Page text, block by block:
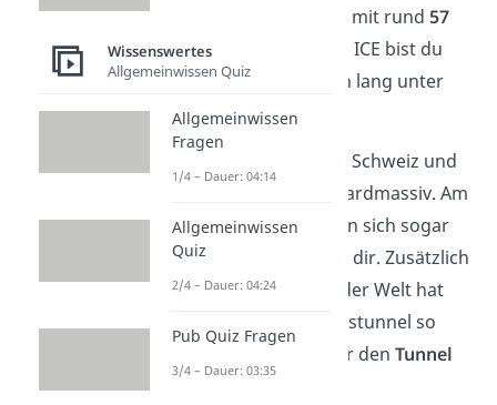
mit rund57
Kilometern
. Mit einem ICE bist du
also knapp 20 Minuten lang unter
der Erde unterwegs.
Der Tunnel liegt in der Schweiz und
führt durch das Gotthardmassiv. Am
tiefsten Punkt befinden sich sogar
2.300 Meter Berg über dir. Zusätzlich
zum längsten Tunnel der Welt hat
sich der Gotthard-Basistunnel so
auch noch den Titel für denTunnel
Wissenswertes
Allgemeinwissen Quiz
Allgemeinwissen
Fragen
1/4 – Dauer: 04:14
Allgemeinwissen
Quiz
2/4 – Dauer: 04:24
Pub Quiz Fragen
3/4 – Dauer: 03:35